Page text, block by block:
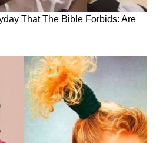
करोड़..अंग्रेजी में
ने दिया बहुत बड़ा